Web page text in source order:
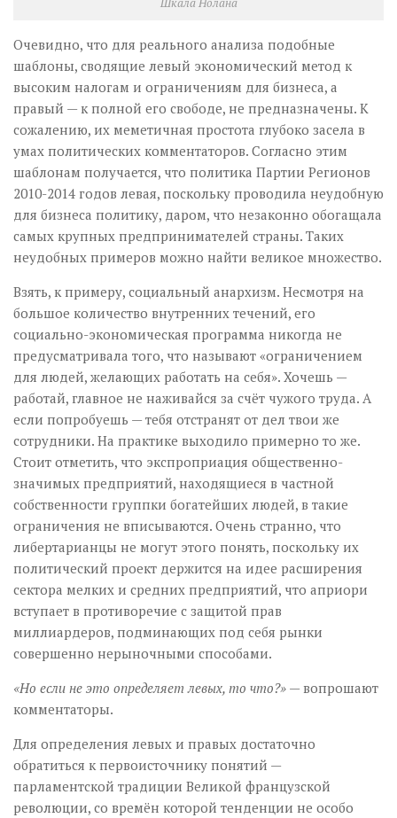
Очевидно, что для реального анализа подобные
шаблоны, сводящие левый экономический метод к
высоким налогам и ограничениям для бизнеса, а
правый — к полной его свободе, не предназначены. К
сожалению, их меметичная простота глубоко засела в
умах политических комментаторов. Согласно этим
шаблонам получается, что политика Партии Регионов
2010-2014 годов левая, поскольку проводила неудобную
для бизнеса политику, даром, что незаконно обогащала
самых крупных предпринимателей страны. Таких
неудобных примеров можно найти великое множество.
Взять, к примеру, социальный анархизм. Несмотря на
большое количество внутренних течений, его
социально-экономическая программа никогда не
предусматривала того, что называют «ограничением
для людей, желающих работать на себя». Хочешь —
работай, главное не наживайся за счёт чужого труда. А
если попробуешь — тебя отстранят от дел твои же
сотрудники. На практике выходило примерно то же.
Стоит отметить, что экспроприация общественно-
значимых предприятий, находящиеся в частной
собственности группки богатейших людей, в такие
ограничения не вписываются. Очень странно, что
либертарианцы не могут этого понять, поскольку их
политический проект держится на идее расширения
сектора мелких и средних предприятий, что априори
вступает в противоречие с защитой прав
миллиардеров, подминающих под себя рынки
совершенно нерыночными способами.
«Но если не это определяет левых, то что?» — вопрошают
комментаторы.
Для определения левых и правых достаточно
обратиться к первоисточнику понятий —
парламентской традиции Великой французской
революции, со времён которой тенденции не особо